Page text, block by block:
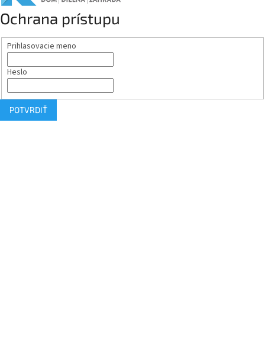
Ochrana prístupu
Prihlasovacie meno
Heslo
POTVRDIŤ